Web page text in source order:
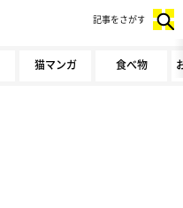
猫マンガ 食べ物
記事をさがす